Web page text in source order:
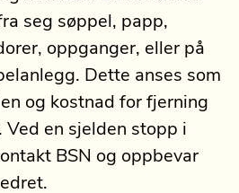
seg søppel, papp,
oppganger, eller på
Dette anses som
og kostnad for fjerning
Ved en sjelden stopp i
BSN og oppbevar